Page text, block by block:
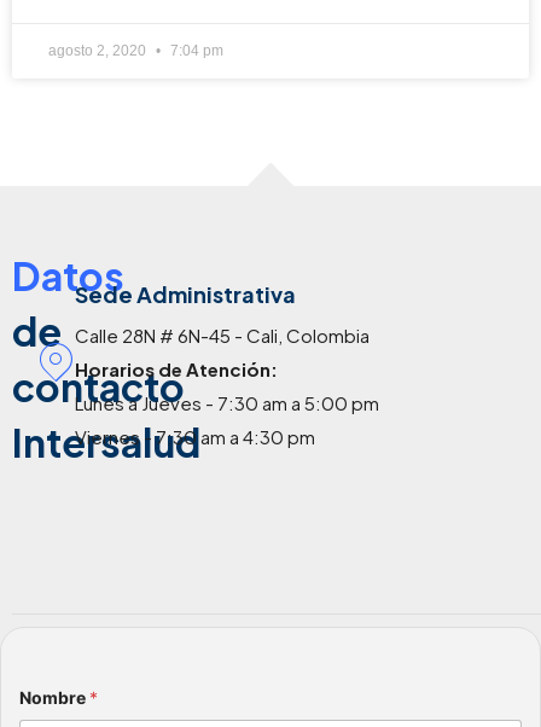
agosto 2, 2020 7:04 pm
Datos
de
contacto
Intersalud
Sede Administrativa
Calle 28N # 6N-45 - Cali, Colombia
Horarios de Atención:
Lunes a Jueves - 7:30 am a 5:00 pm
Viernes - 7:30 am a 4:30 pm
Nombre *